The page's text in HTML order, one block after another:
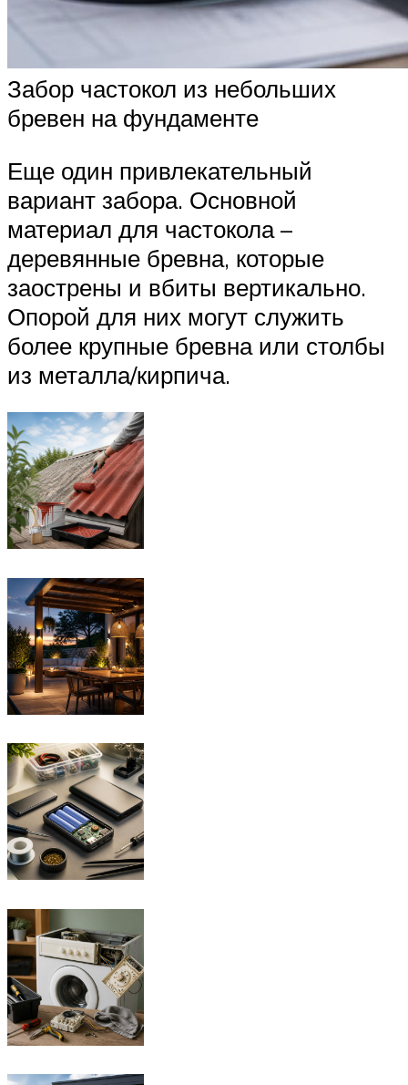
Забор частокол из небольших
бревен на фундаменте
Еще один привлекательный
вариант забора. Основной
материал для частокола –
деревянные бревна, которые
заострены и вбиты вертикально.
Опорой для них могут служить
более крупные бревна или столбы
из металла/кирпича.